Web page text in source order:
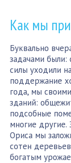
Как мы
Буквально
задачами были:
силы уходили
поддержание
года, мы
зданий:
подсобные
многие
Ориса мы
сотен
богатым